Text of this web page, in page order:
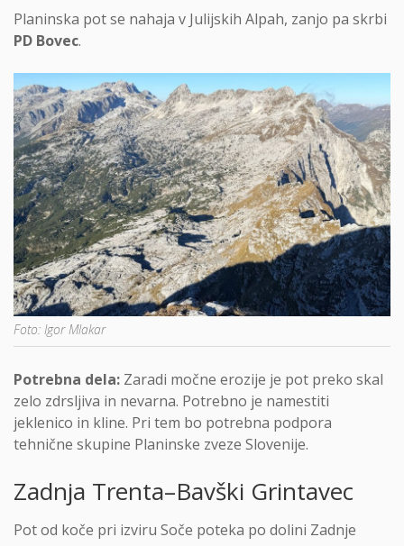
Planinska pot se nahaja v Julijskih Alpah, zanjo pa skrbi
PD Bovec.
Foto: Igor Mlakar
Potrebna dela: Zaradi močne erozije je pot preko skal
zelo zdrsljiva in nevarna. Potrebno je namestiti
jeklenico in kline. Pri tem bo potrebna podpora
tehnične skupine Planinske zveze Slovenije.
Zadnja Trenta–Bavški Grintavec
Pot od koče pri izviru Soče poteka po dolini Zadnje